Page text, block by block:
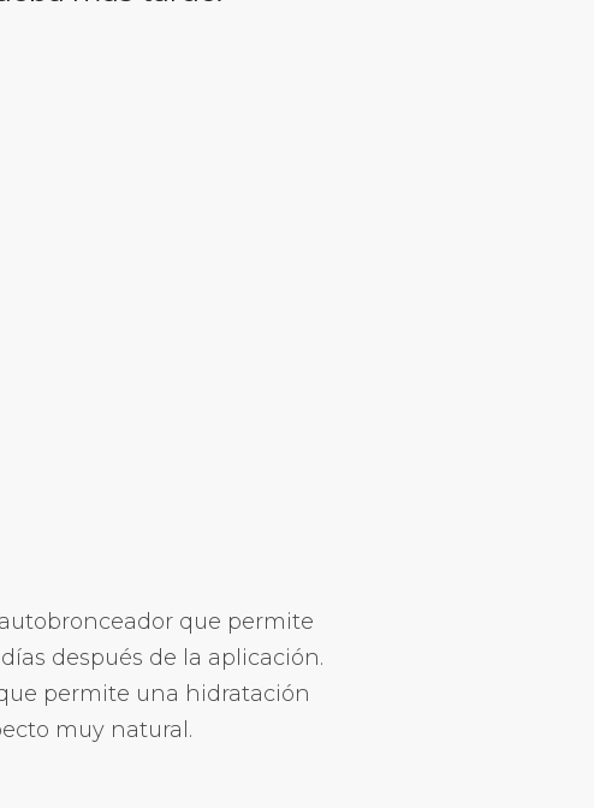
que permite
después de la aplicación.
permite una hidratación
muy natural.